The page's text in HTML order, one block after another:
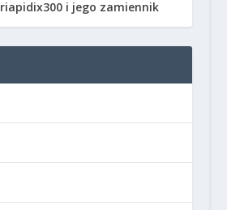
i jego zamiennik